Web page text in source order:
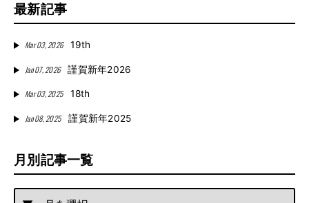
最新記事
Mar 03, 2026 19th
Jan 07, 2026 謹賀新年2026
Mar 03, 2025 18th
Jan 08, 2025 謹賀新年2025
月別記事一覧